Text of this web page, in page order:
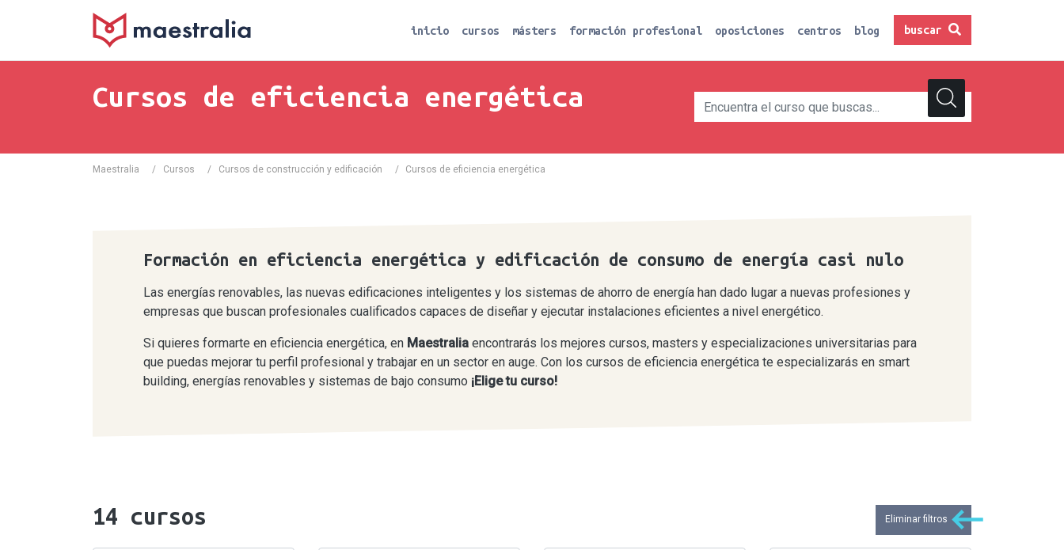
inicio cursos másters formación profesional oposiciones centros blog buscar
Cursos de eficiencia energética
Maestralia / Cursos / Cursos de construcción y edificación / Cursos de eficiencia energética
Formación en eficiencia energética y edificación de consumo de energía casi nulo
Las energías renovables, las nuevas edificaciones inteligentes y los sistemas de ahorro de energía han dado lugar a nuevas profesiones y
empresas que buscan profesionales cualificados capaces de diseñar y ejecutar instalaciones eficientes a nivel energético.
Si quieres formarte en eficiencia energética, en Maestralia encontrarás los mejores cursos, masters y especializaciones universitarias para
que puedas mejorar tu perfil profesional y trabajar en un sector en auge. Con los cursos de eficiencia energética te especializarás en smart
building, energías renovables y sistemas de bajo consumo ¡Elige tu curso!
14 cursos Eliminar filtros